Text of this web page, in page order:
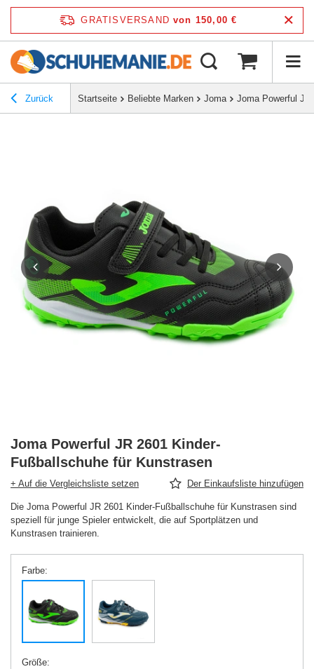
GRATISVERSAND von 150,00 €
Zurück Startseite Beliebte Marken Joma Joma Powerful
Joma Powerful JR 2601 Kinder-
Fußballschuhe für Kunstrasen
+ Auf die Vergleichsliste setzen Der Einkaufsliste hinzufügen
Die Joma Powerful JR 2601 Kinder-Fußballschuhe für Kunstrasen sind
speziell für junge Spieler entwickelt, die auf Sportplätzen und
Kunstrasen trainieren.
Farbe
Größe